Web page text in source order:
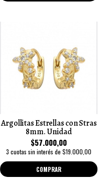
Argollitas Estrellas con Stras
8mm. Unidad
$57.000,00
3 cuotas sin interés de $19.000,00
COMPRAR